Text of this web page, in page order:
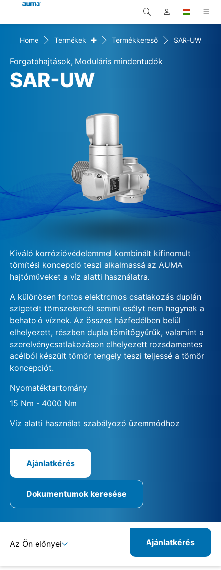
Termékek
Megoldások
Global
Európa
Észak-Amerika
Keresés
Home Termékek + Termékkereső SAR-UW
Forgatóhajtások, Moduláris mindentudók
SAR-UW
Kiváló korrózióvédelemmel kombinált kifinomult
tömítési koncepció teszi alkalmassá az AUMA
hajtóműveket a víz alatti használatra.
A különösen fontos elektromos csatlakozás duplán
szigetelt tömszelencéi semmi esélyt nem hagynak a
behatoló víznek. Az összes házfedélben belül
elhelyezett, részben dupla tömítőgyűrűk, valamint a
szerelvénycsatlakozáson elhelyezett rozsdamentes
acélból készült tömör tengely teszi teljessé a tömör
koncepciót.
Nyomatéktartomány
15 Nm - 4000 Nm
Víz alatti használat szabályozó üzemmódhoz
Ajánlatkérés
Dokumentumok keresése
Az Ön előnyei Ajánlatkérés